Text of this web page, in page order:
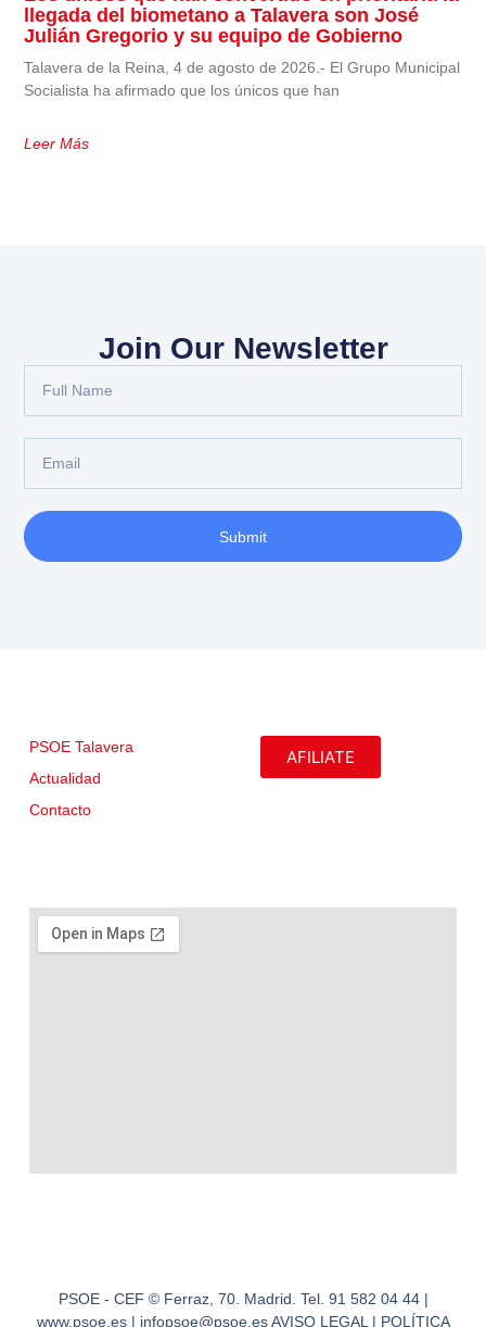
llegada del biometano a Talavera son José
Julián Gregorio y su equipo de Gobierno
Talavera de la Reina, 4 de agosto de 2026.- El Grupo Municipal
Socialista ha afirmado que los únicos que han
Leer Más
Join Our Newsletter
Submit
PSOE - CEF © Ferraz, 70. Madrid. Tel. 91 582 04 44 |
www.psoe.es | infopsoe@psoe.es AVISO LEGAL | POLÍTICA
PSOE Talavera
Actualidad
Contacto
AFILIATE